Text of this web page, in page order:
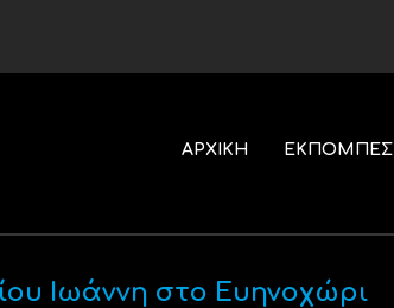
ΑΡΧΙΚΗ ΕΚΠΟΜΠΕΣ
Ιωάννη στο Ευηνοχώρι